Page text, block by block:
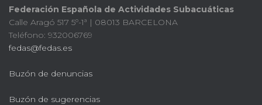
Federación Española de Actividades Subacuáticas
Calle Aragó 517 5º-1ª | 08013 BARCELONA
Teléfono: 932006769
fedas@fedas.es
Buzón de denuncias
Buzón de sugerencias